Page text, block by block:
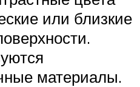
или близкие
материалы.